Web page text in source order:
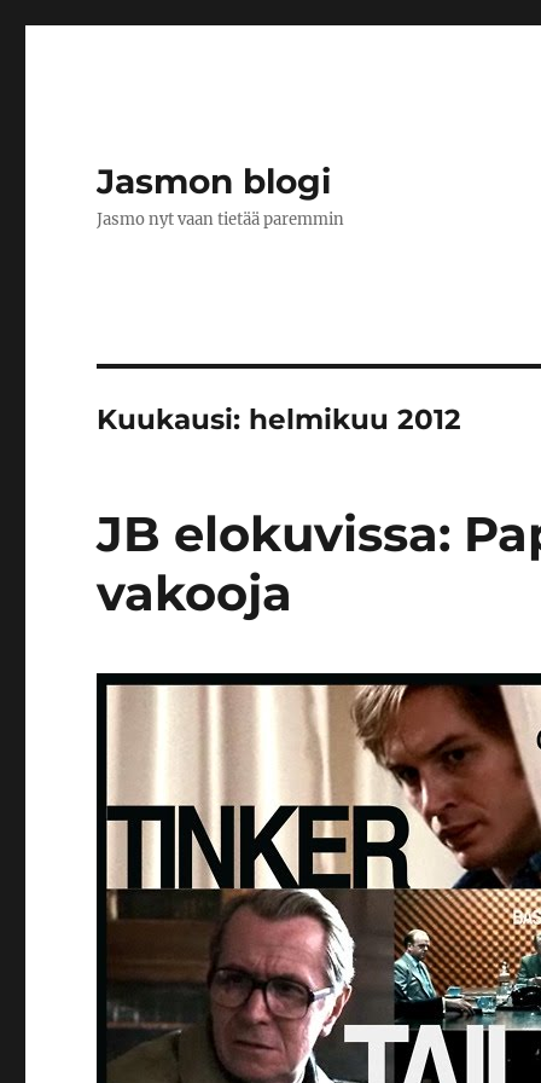
Jasmon blogi
Jasmo nyt vaan tietää paremmin
Kuukausi: helmikuu 2012
JB elokuvissa:
vakooja